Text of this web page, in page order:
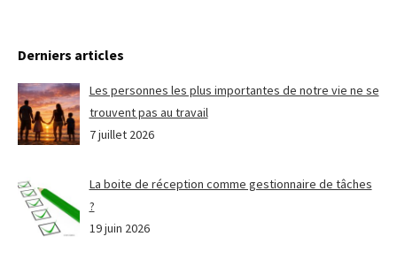
Derniers articles
Les personnes les plus importantes de notre vie ne se
trouvent pas au travail
7 juillet 2026
La boite de réception comme gestionnaire de tâches
?
19 juin 2026